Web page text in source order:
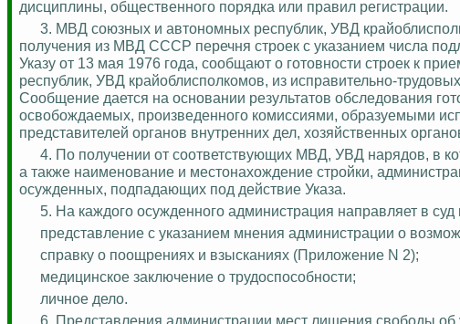
дисциплины, общественного порядка или правил регистрации.
3. МВД союзных и автономных республик, УВД
получения из МВД СССР перечня строек с указанием числа
Указу от 13 мая 1976 года, сообщают о готовности строек к
республик, УВД крайоблисполкомов , из исправительно-
Сообщение дается на основании результатов обследования
освобождаемых, произведенного комиссиями, образуемыми
представителей органов внутренних дел, хозяйственных
4. По получении от соответствующих МВД, УВД нарядов, в
а также наименование и местонахождение стройки,
осужденных, подпадающих под действие Указа.
5. На каждого осужденного администрация направляет в
представление с указанием мнения администрации о
справку о поощрениях и взысканиях (Приложение N 2);
медицинское заключение о трудоспособности;
личное дело.
6. Представления администрации мест лишения свободы